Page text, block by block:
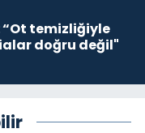
“Ot temizliğiyle
doğru değil"